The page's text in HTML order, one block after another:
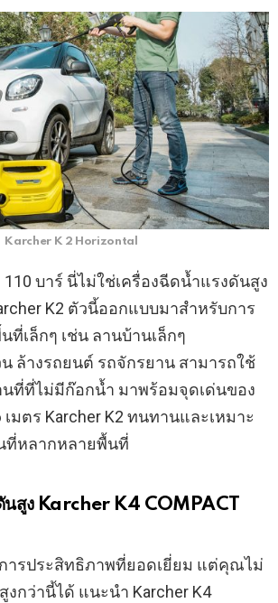
Karcher K 2 Horizontal
บาร์ นี่ไม่ใช่เครื่องฉีดน้ำแรงดันสูง
K2 ตัวนี้ออกแบบมาสำหรับการ
เล็กๆ เช่น ลานบ้านเล็กๆ
น ล้างรถยนต์ รถจักรยาน สามารถใช้
ที่ที่ไม่มีก๊อกน้ำ มาพร้อมจุดเด่นของ
มตร Karcher K2 ทนทานและเหมาะ
ที่หลากหลายพื้นที่
นสูง Karcher K4 COMPACT
รประสิทธิภาพที่ยอดเยี่ยม แต่คุณไม่
กว่านี้ได้ แนะนำ Karcher K4